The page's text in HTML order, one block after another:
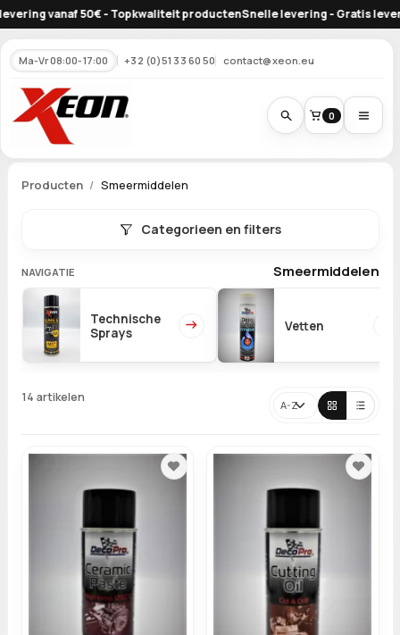
50€ - Topkwaliteit productenSnelle levering - Gratis levering vanaf
Ma-Vr 08:00-17:00 +32 (0)51 33 60 50 contact@xeon.eu
0
Producten Smeermiddelen
Categorieen en filters
NAVIGATIE Smeermiddelen
Technische
Sprays
Vetten
14 artikelen
Sorteren